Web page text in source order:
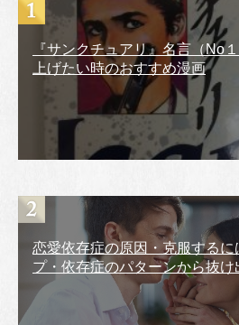
『サンクチュアリ』名言（No
上げたい時のおすすめ漫画
恋愛依存症の原因・克服するに
プ・依存症のパターンから抜け